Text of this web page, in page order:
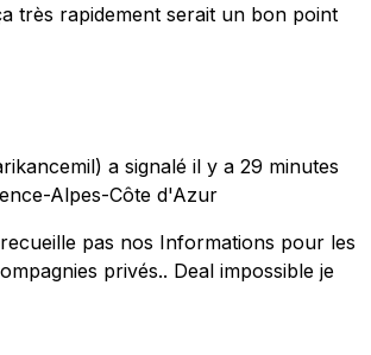
très rapidement serait un bon point
a signalé il y a 29 minutes
Alpes-Côte d'Azur
pas nos Informations pour les
privés.. Deal impossible je